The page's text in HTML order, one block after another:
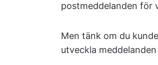
postmeddelanden för
Men tänk om du
utveckla